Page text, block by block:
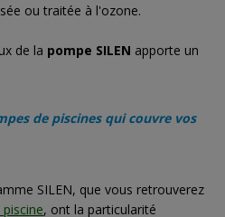
ou traitée à l'ozone.
de la pompe SILEN apporte un
de piscines qui couvre vos
SILEN, que vous retrouverez
, ont la particularité